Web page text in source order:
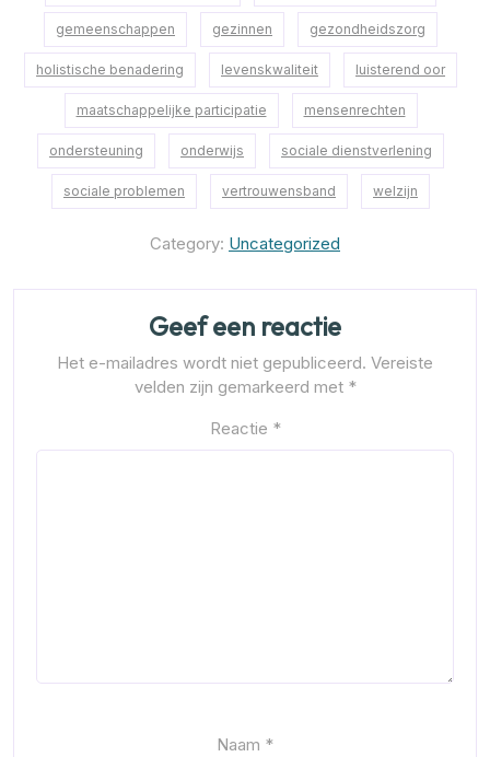
gemeenschappen gezinnen gezondheidszorg
holistische benadering levenskwaliteit luisterend oor
maatschappelijke participatie mensenrechten
ondersteuning onderwijs sociale dienstverlening
sociale problemen vertrouwensband welzijn
Category: Uncategorized
Geef een reactie
Het e-mailadres wordt niet gepubliceerd. Vereiste
velden zijn gemarkeerd met *
Reactie *
Naam *